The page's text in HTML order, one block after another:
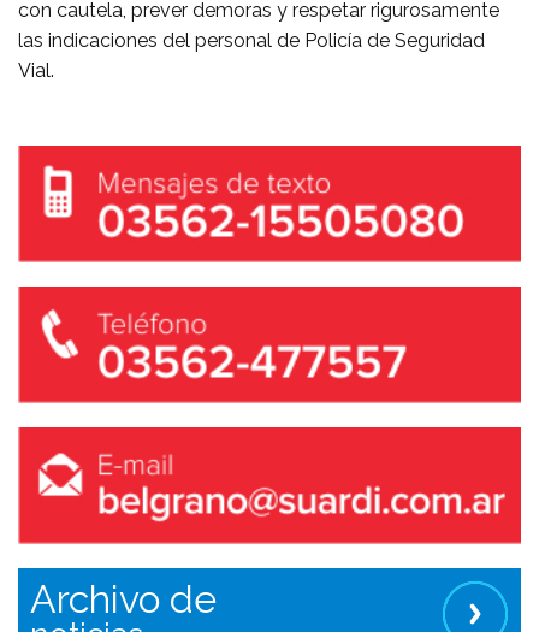
con cautela, prever demoras y respetar rigurosamente
las indicaciones del personal de Policía de Seguridad
Vial.
Archivo de